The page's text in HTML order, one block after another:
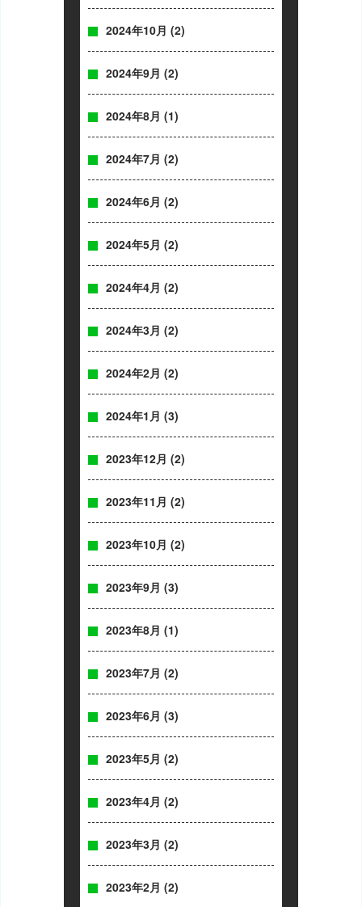
2024年10月 (2)
2024年9月 (2)
2024年8月 (1)
2024年7月 (2)
2024年6月 (2)
2024年5月 (2)
2024年4月 (2)
2024年3月 (2)
2024年2月 (2)
2024年1月 (3)
2023年12月 (2)
2023年11月 (2)
2023年10月 (2)
2023年9月 (3)
2023年8月 (1)
2023年7月 (2)
2023年6月 (3)
2023年5月 (2)
2023年4月 (2)
2023年3月 (2)
2023年2月 (2)